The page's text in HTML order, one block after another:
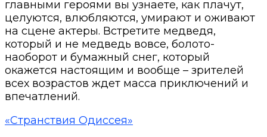
главными героями вы узнаете, как плачут,
целуются, влюбляются, умирают и оживают
на сцене актеры. Встретите медведя,
который и не медведь вовсе, болото-
наоборот и бумажный снег, который
окажется настоящим и вообще – зрителей
всех возрастов ждет масса приключений и
впечатлений.
«Странствия Одиссея»